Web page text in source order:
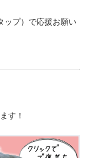
ップ）で応援お願い
す！